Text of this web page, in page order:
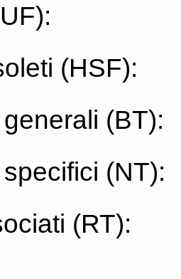
(HSF):
(BT):
(NT):
(RT):